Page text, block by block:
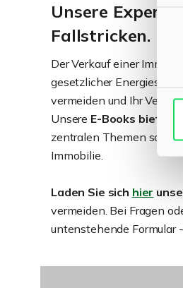
Unsere
Fallstricken.
Der Verkauf einer
gesetzlicher
vermeiden und Ihr
Unsere E-Books bieten
zentralen Themen
Immobilie.
Laden Sie sich hier
vermeiden. Bei Fragen
untenstehende Formular